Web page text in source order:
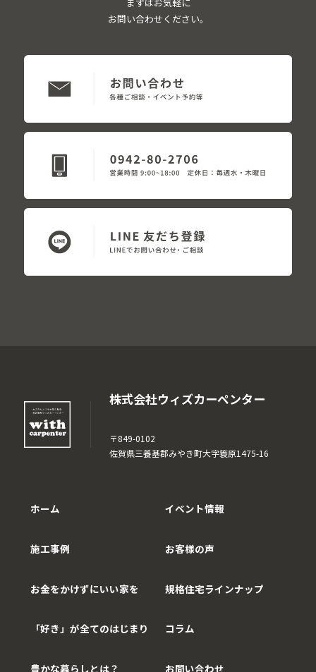
まずはお気軽に
お問い合わせください。
株式会社ウィズカーペンター
〒849-0102
佐賀県三養基郡みやき町大字簑原1475-16
ホーム
施工事例
お金をかけずにいい家を
「好き」が全てのはじまり
豊かな暮らしとは？
イベント情報
お客様の声
規格住宅ラインナップ
コラム
お問い合わせ